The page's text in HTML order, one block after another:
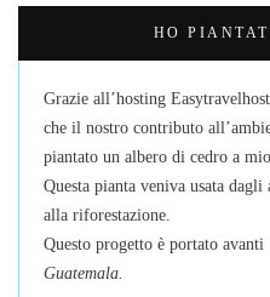
HO
Grazie all’hosting
che il nostro contributo
piantato un albero di cedro a
Questa pianta veniva usata
alla riforestazione.
Questo progetto è portato
Guatemala.